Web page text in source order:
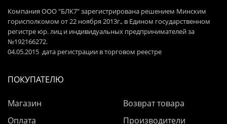
Компания ООО "БЛК7" зарегистрирована решением Минским
горисполкомом от 22 ноября 2013г., в Едином государственном
регистре юр. лиц и индивидуальных предпринимателей за
№192166272.
04.05.2015 дата регистрации в торговом реестре
ПОКУПАТЕЛЮ
Магазин
Оплата
Возврат товара
Производители